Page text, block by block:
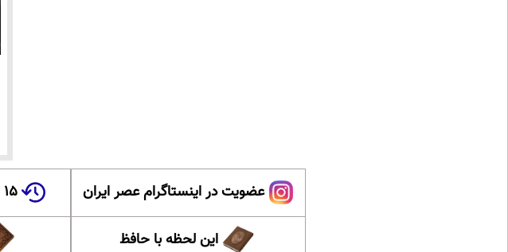
عضویت در اینستاگرام عصر ایران ۱۵ سال پیش در چنین روزی
این لحظه با حافظ